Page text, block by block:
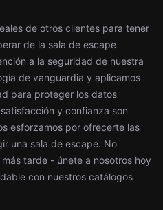
de otros clientes para tener
de la sala de escape
a la seguridad de nuestra
de vanguardia y aplicamos
para proteger los datos
y confianza son
esforzamos por ofrecerte las
una sala de escape. No
tarde - únete a nosotros hoy
con nuestros catálogos